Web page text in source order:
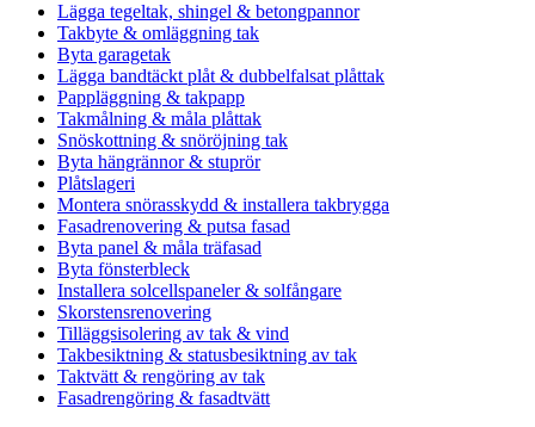
Lägga tegeltak, shingel & betongpannor
Takbyte & omläggning tak
Byta garagetak
Lägga bandtäckt plåt & dubbelfalsat plåttak
Pappläggning & takpapp
Takmålning & måla plåttak
Snöskottning & snöröjning tak
Byta hängrännor & stuprör
Plåtslageri
Montera snörasskydd & installera takbrygga
Fasadrenovering & putsa fasad
Byta panel & måla träfasad
Byta fönsterbleck
Installera solcellspaneler & solfångare
Skorstensrenovering
Tilläggsisolering av tak & vind
Takbesiktning & statusbesiktning av tak
Taktvätt & rengöring av tak
Fasadrengöring & fasadtvätt